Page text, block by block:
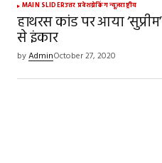
Your E-mail
browser for the next
MAIN SLIDERउत्तर प्रदेशब्रेकिंग न्यूज़राष्ट्रीय
हाथरस कांड पर आया
से इंकार
byAdminOctober 27, 2020